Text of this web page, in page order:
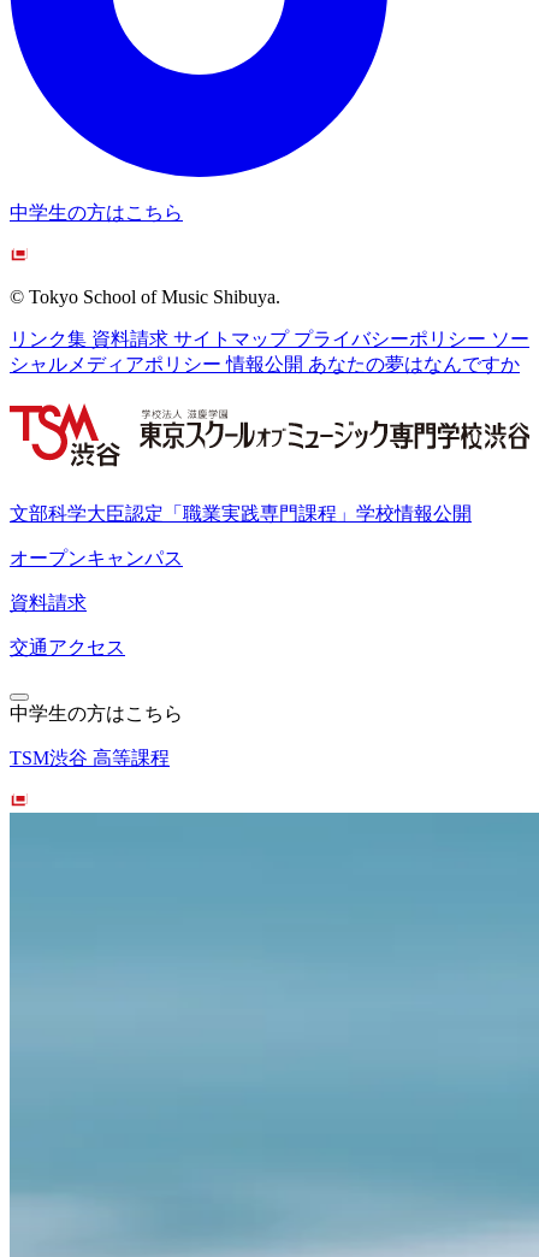
中学生の方はこちら
© Tokyo School of Music Shibuya.
リンク集 資料請求 サイトマップ プライバシーポリシー ソー
シャルメディアポリシー 情報公開 あなたの夢はなんですか
文部科学大臣認定「職業実践専門課程」学校情報公開
オープンキャンパス
資料請求
交通アクセス
中学生の方はこちら
TSM渋谷 高等課程